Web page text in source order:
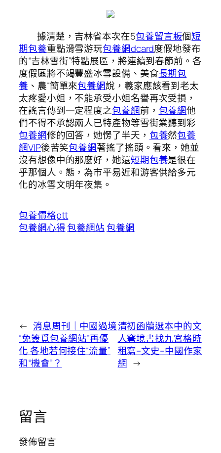
據清楚，吉林省本次在5包養留言板個短
期包養重點滑雪游玩包養網dcard度假地發布
的“吉林雪街”特點展區，將連續到春節前。各
度假區將不竭豐盛冰雪設備、美食長期包
養 、農“簡單來包養網說，羲家應該看到老太
太疼愛小姐，不能承受小姐名譽再次受損，
在謠言傳到一定程度之包養網前， 包養網他
們不得不承認兩人已特產物等雪街業聽到彩
包養網修的回答，她愣了半天， 包養然包養
網VIP後苦笑包養網著搖了搖頭。看來，她並
沒有想像中的那麼好，她還短期包養是很在
乎那個人。態，為市平易近和游客供給多元
化的冰雪文明年夜集。
包養價格ptt
包養網心得包養網站包養網
← 消息周刊｜中國過境
“免簽覓包養網站”再優
化 各地若何接住“流量”
和“機會”？
清初函牘選本中的文
人窘境書找九宮格時
租寫–文史–中國作家
網 →
留言
發佈留言